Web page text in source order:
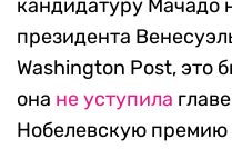
кандидатуру Мачадо
президента
Washington Post, это
она не уступила
Нобелевскую премию